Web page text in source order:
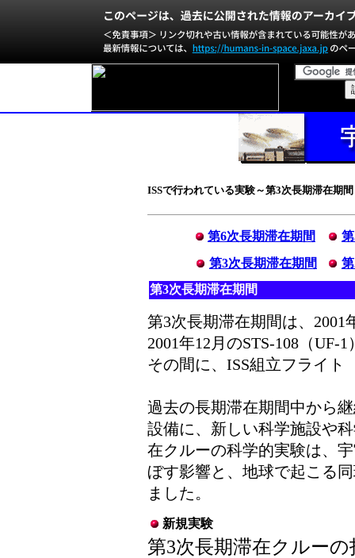
ISSで行われている実験～第3次長期滞在期間
第6次長期滞在期間
第3次長期滞在期間
第3次長期滞在期間
第3次長期滞在期間は、2001
2001年12月のSTS-108（UF-
その間に、ISS組立フライト
過去の長期滞在期間中から
設備に、新しい科学施設や
在クルーの科学的実験は、
ぼす影響と、地球で起こる
ました。
新規実験
第3次長期滞在クルー